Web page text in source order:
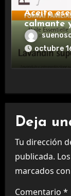
Aceite
calmante
octubre
Deja
Tu dirección
publicada.
marcados con
Comentario *